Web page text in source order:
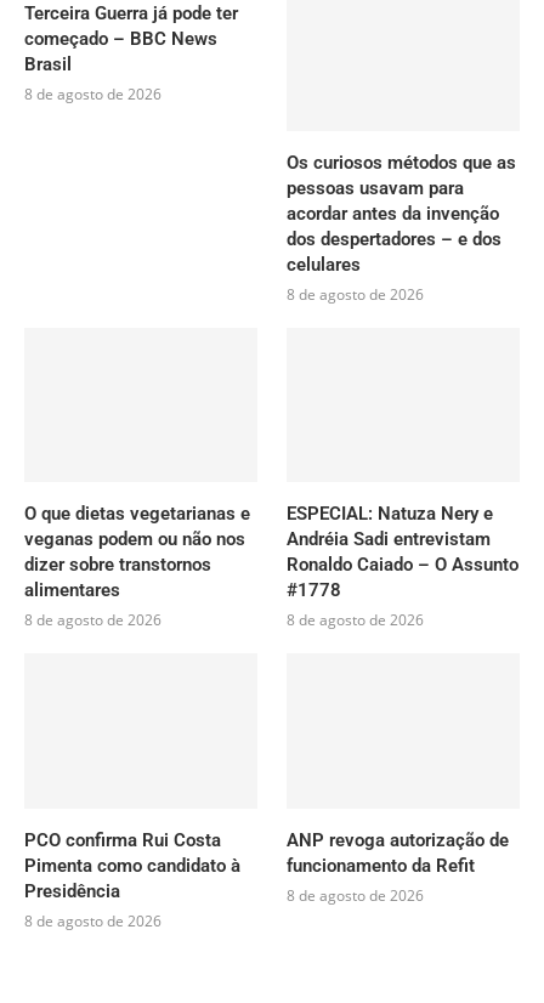
Terceira Guerra já pode ter
começado – BBC News
Brasil
8 de agosto de 2026
Os curiosos métodos que as
pessoas usavam para
acordar antes da invenção
dos despertadores – e dos
celulares
8 de agosto de 2026
O que dietas vegetarianas e
veganas podem ou não nos
dizer sobre transtornos
alimentares
8 de agosto de 2026
ESPECIAL: Natuza Nery e
Andréia Sadi entrevistam
Ronaldo Caiado – O Assunto
#1778
8 de agosto de 2026
PCO confirma Rui Costa
Pimenta como candidato à
Presidência
8 de agosto de 2026
ANP revoga autorização de
funcionamento da Refit
8 de agosto de 2026